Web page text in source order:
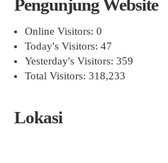
Pengunjung Website
Online Visitors: 0
Today's Visitors: 47
Yesterday's Visitors: 359
Total Visitors: 318,233
Lokasi